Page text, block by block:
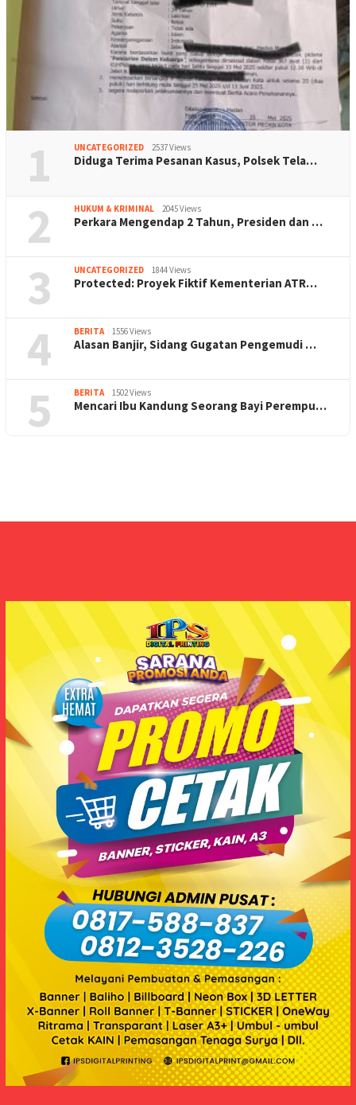
1 UNCATEGORIZED 2537 Views
Diduga Terima Pesanan Kasus, Polsek Tela…
2 HUKUM & KRIMINAL 2045 Views
Perkara Mengendap 2 Tahun, Presiden dan …
3 UNCATEGORIZED 1844 Views
Protected: Proyek Fiktif Kementerian ATR…
4 BERITA 1556 Views
Alasan Banjir, Sidang Gugatan Pengemudi …
5 BERITA 1502 Views
Mencari Ibu Kandung Seorang Bayi Perempu…